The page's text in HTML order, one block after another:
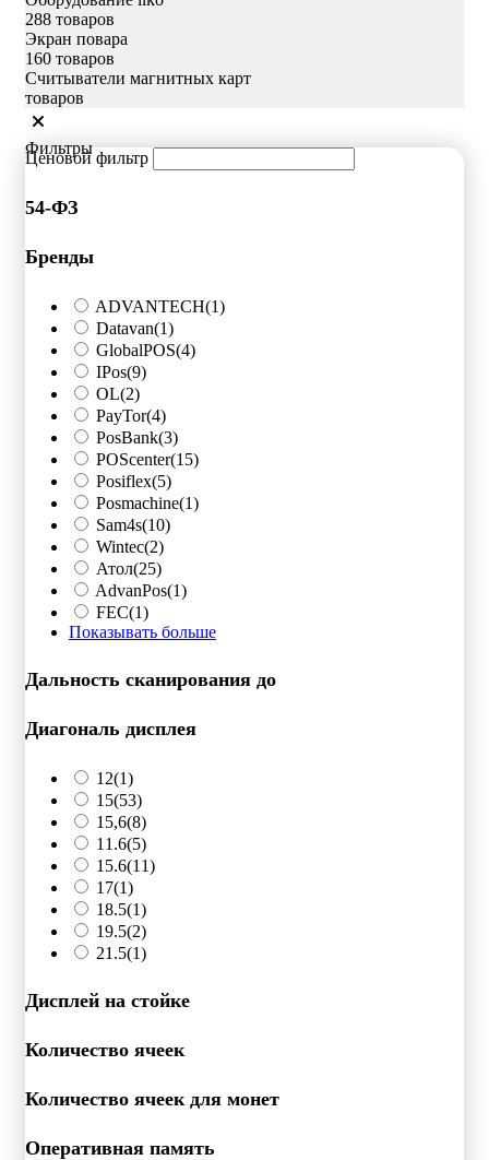
288 товаров
Экран повара
160 товаров
Считыватели магнитных карт
товаров
Фильтры
Ценовой фильтр
54-ФЗ
Бренды
ADVANTECH(1)
Datavan(1)
GlobalPOS(4)
IPos(9)
OL(2)
PayTor(4)
PosBank(3)
POScenter(15)
Posiflex(5)
Posmachine(1)
Sam4s(10)
Wintec(2)
Атол(25)
AdvanPos(1)
FEC(1)
Показывать больше
Дальность сканирования до
Диагональ дисплея
12(1)
15(53)
15,6(8)
11.6(5)
15.6(11)
17(1)
18.5(1)
19.5(2)
21.5(1)
Дисплей на стойке
Количество ячеек
Количество ячеек для монет
Оперативная память